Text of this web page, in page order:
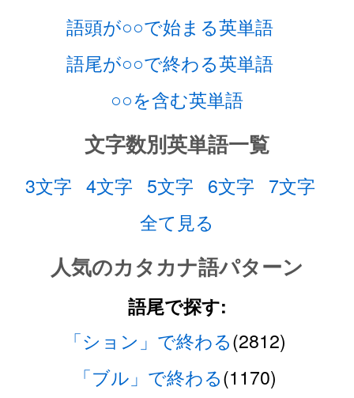
語頭が○○で始まる英単語
語尾が○○で終わる英単語
○○を含む英単語
文字数別英単語一覧
3文字 4文字 5文字 6文字 7文字
全て見る
人気のカタカナ語パターン
語尾で探す:
「ション」で終わる(2812)
「ブル」で終わる(1170)